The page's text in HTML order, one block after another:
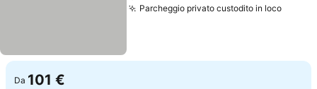
Parcheggio privato custodito in loco
Da 101 €